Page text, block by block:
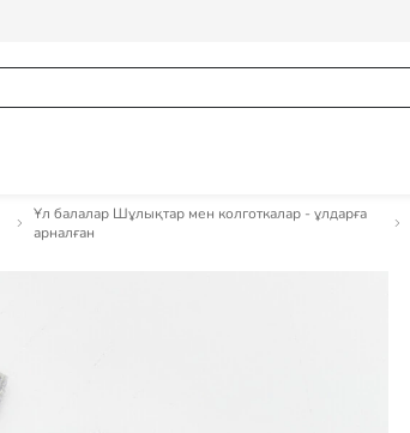
Ұл балалар Шұлықтар мен колготкалар - ұлдарға
арналған